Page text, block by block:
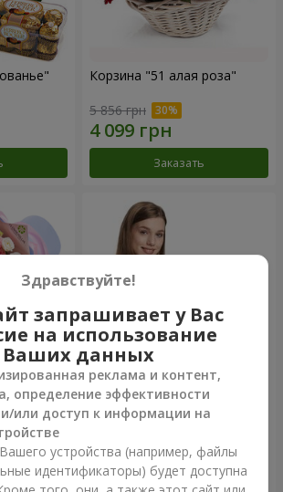
Корзина "51 алая роза"
5 856 грн
Заказать
жизни" Корзина "Ангелочек"
Заказать
Здравствуйте!
запрашивает у Вас
на использование
Ваших данных
реклама и контент,
определение эффективности
или доступ к информации на
устройства (например, файлы
идентификаторы) будет доступна